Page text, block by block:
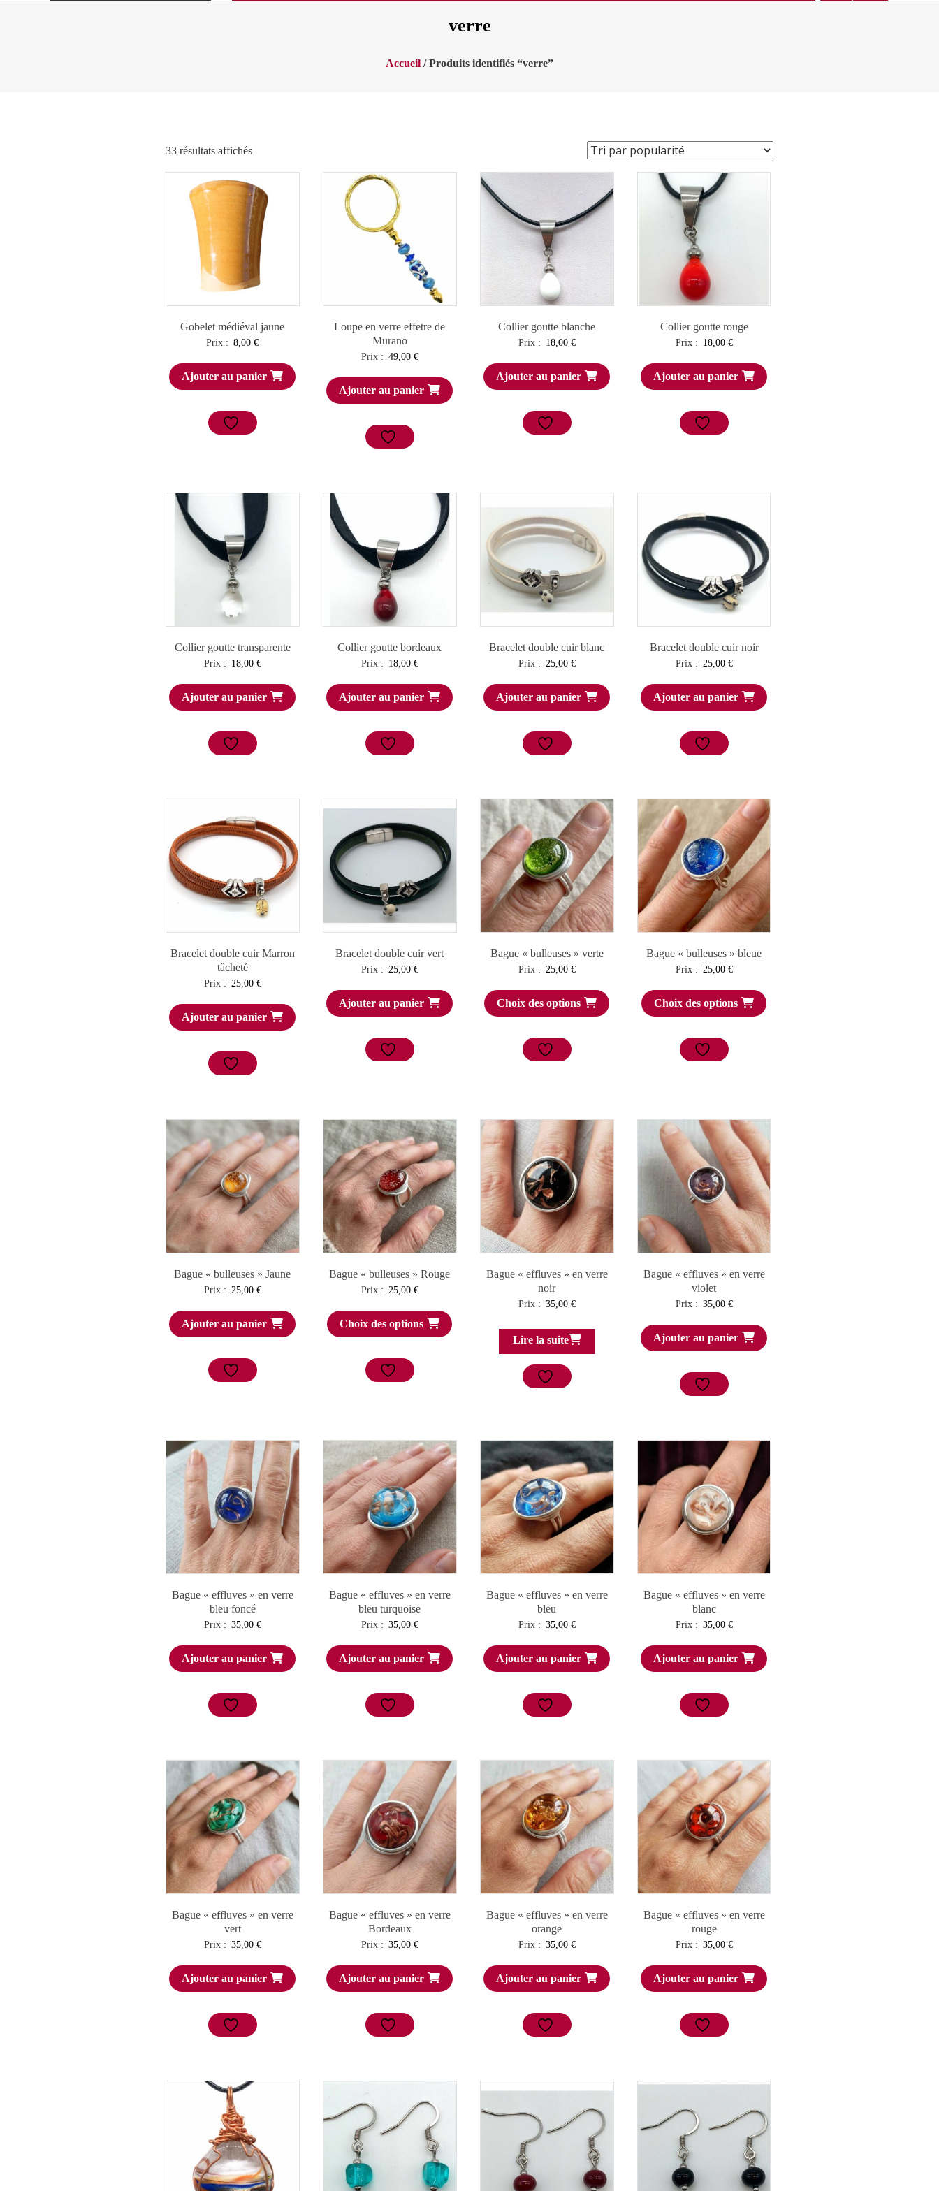
verre
Accueil / Produits identifiés “verre”
33 résultats affichésTrié
par
popularité
Gobelet médiéval jaune
Prix : 8,00€
Ajouter au panier
Loupe en verre effetre de
Murano
Prix : 49,00 €
Ajouter au panier
Collier goutte blanche
Prix : 18,00 €
Ajouter au panier
Collier goutte rouge
Prix : 18,00 €
Ajouter au panier
Collier goutte transparente
Prix : 18,00 €
Ajouter au panier
Collier goutte bordeaux
Prix : 18,00 €
Ajouter au panier
Bracelet double cuir blanc
Prix : 25,00 €
Ajouter au panier
Bracelet double cuir noir
Prix : 25,00 €
Ajouter au panier
Bracelet double cuir Marron
tâcheté
Prix : 25,00 €
Ajouter au panier
Bracelet double cuir vert
Prix : 25,00 €
Ajouter au panier
Bague « bulleuses » verte
Prix : 25,00 €
Choix des options
Bague « bulleuses » bleue
Prix : 25,00 €
Choix des options
Bague « bulleuses » Jaune
Prix : 25,00 €
Ajouter au panier
Bague « bulleuses » Rouge
Prix : 25,00 €
Choix des options
Bague « effluves » en verre
noir
Prix : 35,00 €
Lire la suite
Bague « effluves » en verre
violet
Prix : 35,00 €
Ajouter au panier
Bague « effluves » en verre
bleu foncé
Prix : 35,00 €
Ajouter au panier
Bague « effluves » en verre
bleu turquoise
Prix : 35,00 €
Ajouter au panier
Bague « effluves » en verre
bleu
Prix : 35,00 €
Ajouter au panier
Bague « effluves » en verre
blanc
Prix : 35,00 €
Ajouter au panier
Bague « effluves » en verre
vert
Prix : 35,00 €
Ajouter au panier
Bague « effluves » en verre
Bordeaux
Prix : 35,00 €
Ajouter au panier
Bague « effluves » en verre
orange
Prix : 35,00 €
Ajouter au panier
Bague « effluves » en verre
rouge
Prix : 35,00 €
Ajouter au panier